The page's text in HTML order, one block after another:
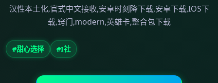
汉性本土化,官式中文接收,安卓时刻降下载,安卓下载,IOS下
载,窍门,modern,英雄卡,整合包下载
#甜心选择 #I社